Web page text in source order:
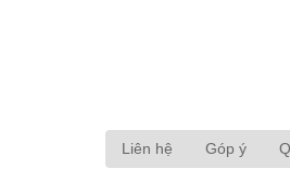
Liên hệ Góp ý